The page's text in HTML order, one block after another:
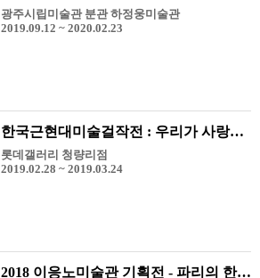
광주시립미술관 분관 하정웅미술관
2019.09.12 ~ 2020.02.23
한국근현대미술걸작전 : 우리가 사랑한 그림
롯데갤러리 청량리점
2019.02.28 ~ 2019.03.24
2018 이응노미술관 기획전 - 파리의 한국 화가들 1950-1969